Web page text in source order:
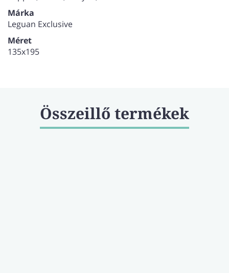
Márka
Leguan Exclusive
Méret
135x195
Összeillő termékek